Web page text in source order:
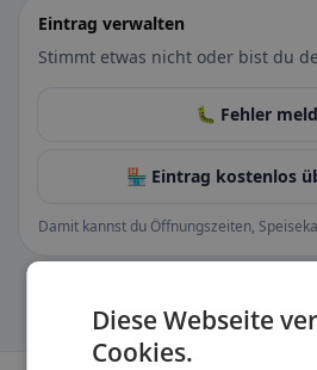
Eintrag verwalten
Stimmt etwas nicht oder bist du
🐛 Fehler
🏪 Eintrag kostenlos
Damit kannst du Öffnungszeiten,
Diese Webseite
Cookies.